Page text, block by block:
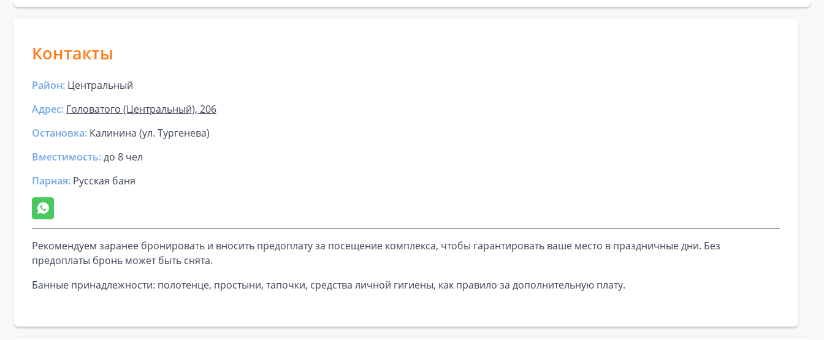
Контакты
Район: Центральный
Адрес: Головатого (Центральный), 206
Остановка: Калинина (ул. Тургенева)
Вместимость:до 8 чел
Парная: Русская баня
Рекомендуем заранее бронировать и вносить предоплату за посещение комплекса, чтобы гарантировать ваше место в праздничные дни. Без
предоплаты бронь может быть снята.
Банные принадлежности: полотенце, простыни, тапочки, средства личной гигиены, как правило за дополнительную плату.